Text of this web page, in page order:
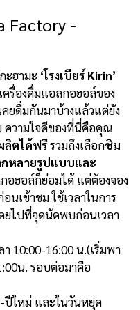
Factory -
ะฮามะ ‘โรงเบียร์ Kirin’
ครื่องดื่มแอลกอฮอล์ของ
ยดื่มกันมาบ้างแล้วแต่ยัง
ความใจดีของที่นี่คือคุณ
ลิตได้ฟรีรวมถึงเลือกชิม
หลายรูปแบบและ
ฮอล์ก็ย่อมได้ แต่ต้องจอง
เข้าชม ใช้เวลาในการ
ยไปที่จุดนัดพบก่อนเวลา
า 10:00-16:00 น.(เริ่มพา
น. รอบต่อมาคือ
ใหม่ และในวันหยุด